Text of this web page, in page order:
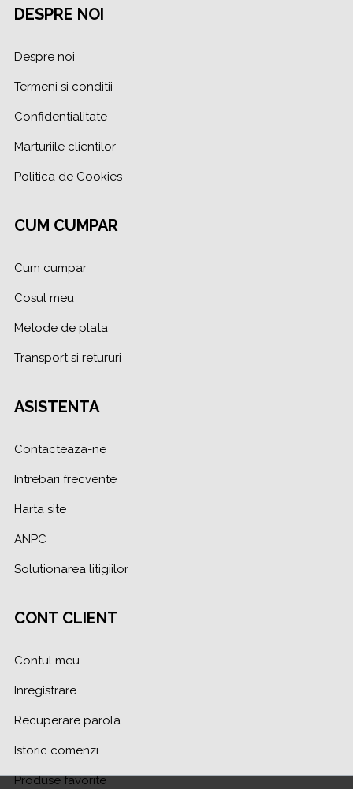
DESPRE NOI
Despre noi
Termeni si conditii
Confidentialitate
Marturiile clientilor
Politica de Cookies
CUM CUMPAR
Cum cumpar
Cosul meu
Metode de plata
Transport si retururi
ASISTENTA
Contacteaza-ne
Intrebari frecvente
Harta site
ANPC
Solutionarea litigiilor
CONT CLIENT
Contul meu
Inregistrare
Recuperare parola
Istoric comenzi
Produse favorite